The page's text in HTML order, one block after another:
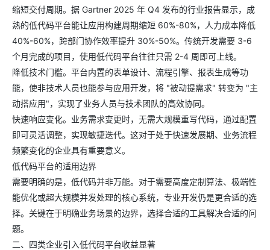
缩短交付周期。据 Gartner 2025 年 Q4 发布的行业报告显示，成
熟的低代码平台能让应用构建周期缩短 60%-80%，人力成本降低
40%-60%，跨部门协作效率提升 30%-50%。传统开发需要 3-6
个月完成的项目，使用低代码平台往往只需 2-4 周即可上线。
降低技术门槛。平台内置的表单设计、流程引擎、报表生成等功
能，使非技术人员也能参与应用开发，将 "被动提需求" 转变为 "主
动搭应用"，实现了业务人员与技术团队的高效协同。
快速响应变化。业务需求变更时，无需大规模重写代码，通过配置
即可灵活调整，实现敏捷迭代。这对于处于快速发展期、业务流程
频繁变化的企业具有重要意义。
低代码平台的适用边界
需要明确的是，低代码并非万能。对于需要高度定制算法、极端性
能优化或超大规模并发处理的核心系统，专业开发仍是更合适的选
择。关键在于明确业务场景的边界，选择合适的工具解决合适的问
题。
二、四类企业引入低代码平台收益显著